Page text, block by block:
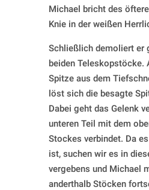
Michael bricht des
Knie in der weißen
Schließlich demoliert er
beiden Teleskopstöcke.
Spitze aus dem
löst sich die besagte
Dabei geht das Gelenk
unteren Teil mit dem
Stockes verbindet. Da
ist, suchen wir es in
vergebens und Michael
anderthalb Stöcken